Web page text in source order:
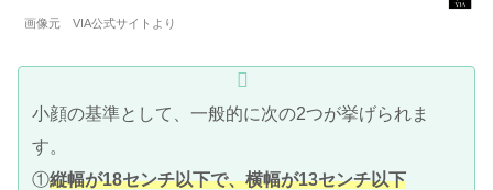
画像元 VIA公式サイトより
小顔の基準として、一般的に次の2つが挙げられま
す。
①縦幅が18センチ以下で、横幅が13センチ以下